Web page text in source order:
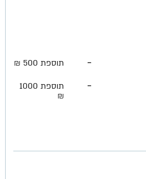
- תוספת 500 ₪
-
תוספת 1000
₪